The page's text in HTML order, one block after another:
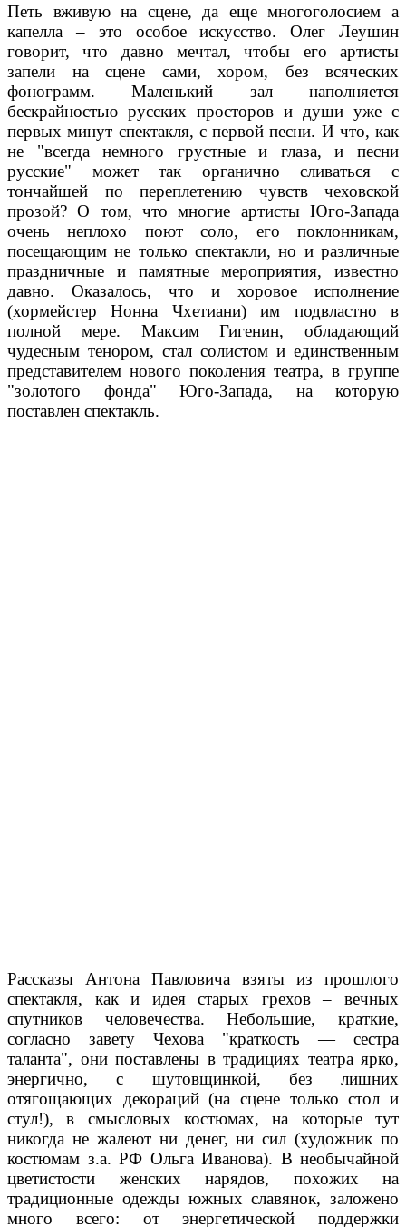
Петь вживую на сцене, да еще многоголосием а
капелла – это особое искусство. Олег Леушин
говорит, что давно мечтал, чтобы его артисты
запели на сцене сами, хором, без всяческих
фонограмм. Маленький зал наполняется
бескрайностью русских просторов и души уже с
первых минут спектакля, с первой песни. И что, как
не "всегда немного грустные и глаза, и песни
русские" может так органично сливаться с
тончайшей по переплетению чувств чеховской
прозой? О том, что многие артисты Юго-Запада
очень неплохо поют соло, его поклонникам,
посещающим не только спектакли, но и различные
праздничные и памятные мероприятия, известно
давно. Оказалось, что и хоровое исполнение
(хормейстер Нонна Чхетиани) им подвластно в
полной мере. Максим Гигенин, обладающий
чудесным тенором, стал солистом и единственным
представителем нового поколения театра, в группе
"золотого фонда" Юго-Запада, на которую
поставлен спектакль.
Рассказы Антона Павловича взяты из прошлого
спектакля, как и идея старых грехов – вечных
спутников человечества. Небольшие, краткие,
согласно завету Чехова "краткость — сестра
таланта", они поставлены в традициях театра ярко,
энергично, с шутовщинкой, без лишних
отягощающих декораций (на сцене только стол и
стул!), в смысловых костюмах, на которые тут
никогда не жалеют ни денег, ни сил (художник по
костюмам з.а. РФ Ольга Иванова). В необычайной
цветистости женских нарядов, похожих на
традиционные одежды южных славянок, заложено
много всего: от энергетической поддержки